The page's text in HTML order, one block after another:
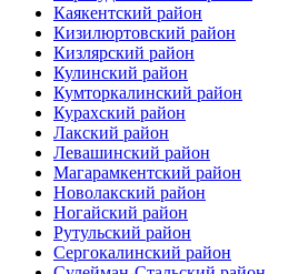
Каякентский район
Кизилюртовский район
Кизлярский район
Кулинский район
Кумторкалинский район
Курахский район
Лакский район
Левашинский район
Магарамкентский район
Новолакский район
Ногайский район
Рутульский район
Сергокалинский район